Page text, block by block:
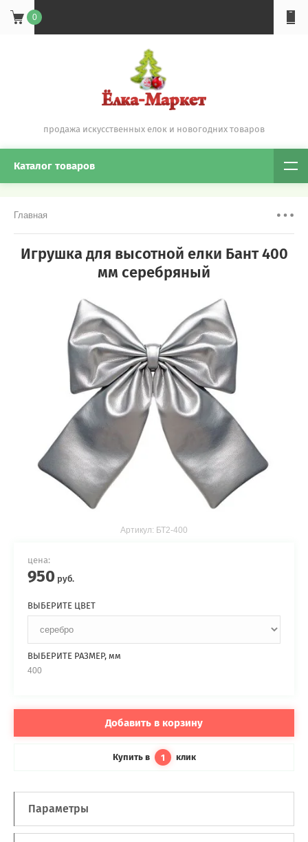
0
продажа искусственных елок и новогодних товаров
Каталог товаров
Главная
Игрушка для высотной елки Бант 400
мм серебряный
Артикул: БТ2-400
цена:
950 руб.
ВЫБЕРИТЕ ЦВЕТ
ВЫБЕРИТЕ РАЗМЕР, мм
400
Добавить в корзину
Купить в 1 клик
Параметры